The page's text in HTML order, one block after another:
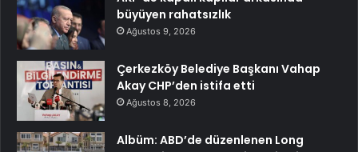
büyüyen rahatsızlık
Ağustos 9, 2026
Çerkezköy Belediye Başkanı Vahap
Akay CHP’den istifa etti
Ağustos 8, 2026
Albüm: ABD’de düzenlenen Long